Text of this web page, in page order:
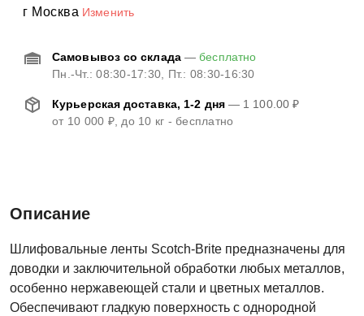
г Москва Изменить
Самовывоз со склада—бесплатно
Пн.-Чт.: 08:30-17:30, Пт.: 08:30-16:30
Курьерская доставка, 1-2 дня— 1 100.00 ₽
от 10 000 ₽, до 10 кг - бесплатно
Описание
Шлифовальные ленты Scotch-Brite предназначены для
доводки и заключительной обработки любых металлов,
особенно нержавеющей стали и цветных металлов.
Обеспечивают гладкую поверхность с однородной